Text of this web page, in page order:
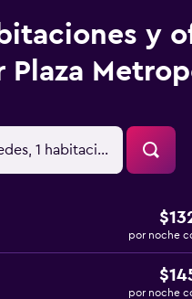
y
Plaza
1 habitación
por noche
por noche